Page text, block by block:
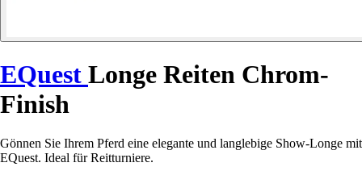
EQuest Longe Reiten Chrom-
Finish
Gönnen Sie Ihrem Pferd eine elegante und langlebige Show-Longe mit
EQuest. Ideal für Reitturniere.